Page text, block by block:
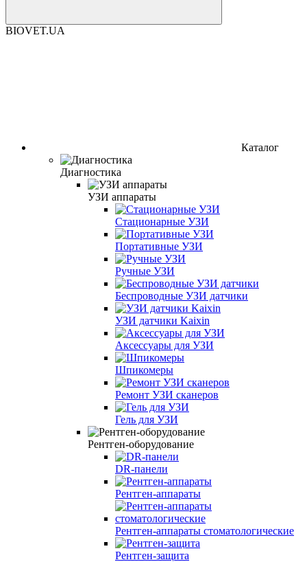
BIOVET.UA
Каталог
Диагностика
УЗИ аппараты
Стационарные УЗИ
Портативные УЗИ
Ручные УЗИ
Беспроводные УЗИ датчики
УЗИ датчики Kaixin
Аксессуары для УЗИ
Шпикомеры
Ремонт УЗИ сканеров
Гель для УЗИ
Рентген-оборудование
DR-панели
Рентген-аппараты
Рентген-аппараты стоматологические
Рентген-защита